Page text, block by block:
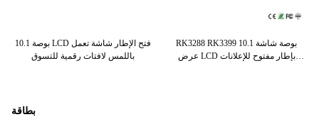
10.1 بوصة LCD فتح الإطار شاشة تعمل
باللمس لافتات رقمية للتسوق
RK3288 RK3399 10.1 بوصة شاشة
عرض LCD بإطار مفتوح للإعلانات
بطاقة